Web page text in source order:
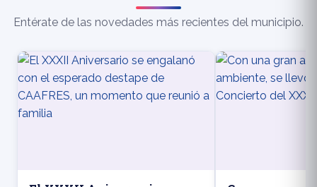
Entérate de las novedades más recientes del municipio.